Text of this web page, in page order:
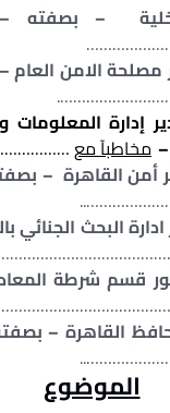
– بصفته –
مصلحة الامن
إدارة المعلومات
مخاطبآ مع
أمن القاهرة –
البحث
قسم شرطة
القاهرة –
الموضوع